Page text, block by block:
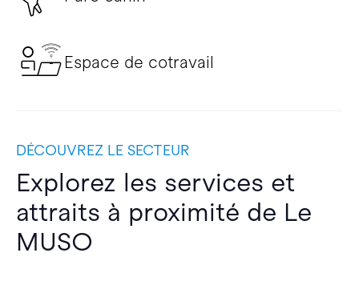
Espace de cotravail
DÉCOUVREZ LE SECTEUR
Explorez les services et
attraits à proximité de Le
MUSO